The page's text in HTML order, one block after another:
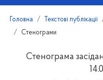
Головна Текстові публікації
Стенограми
Стенограма